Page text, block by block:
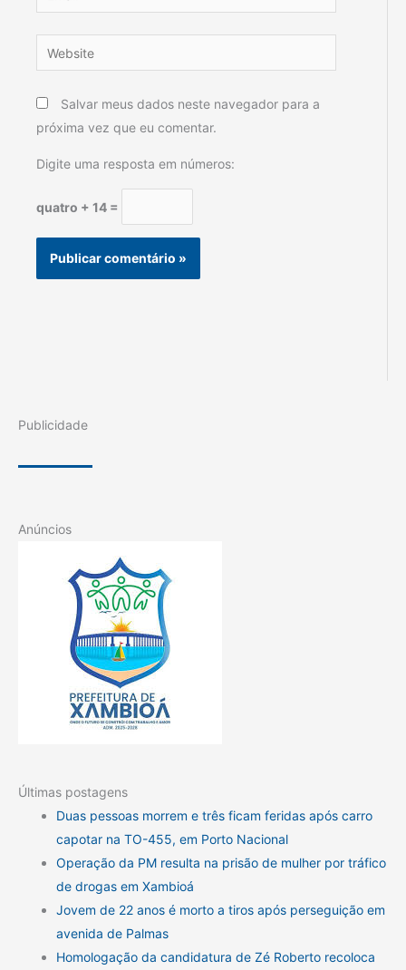
Website
Salvar meus dados neste navegador para a
próxima vez que eu comentar.
Digite uma resposta em números:
quatro + 14 =
Publicidade
Anúncios
Últimas postagens
Duas pessoas morrem e três ficam feridas após carro
capotar na TO-455, em Porto Nacional
Operação da PM resulta na prisão de mulher por tráfico
de drogas em Xambioá
Jovem de 22 anos é morto a tiros após perseguição em
avenida de Palmas
Homologação da candidatura de Zé Roberto recoloca